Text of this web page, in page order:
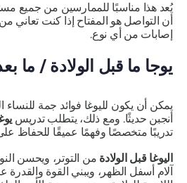
يُعد هذا مناسبًا للممارسين من جميع
أن التواصل هو المفتاح إذا كنت تعاني
إصابات من أي نوع.
يوجا ما قبل الولادة / ما بعد
يمكن أن يكون لليوغا فوائد جمة للنساء
أنجبن حديثًا. ومع ذلك، يتطلب تدريس
تدريبًا متخصصًا وفهمًا عميقًا للحفاظ على
اليوغا قبل الولادةمن التوتر، ويحسن
آلام أسفل الظهر، ويبني القوة والقدرة